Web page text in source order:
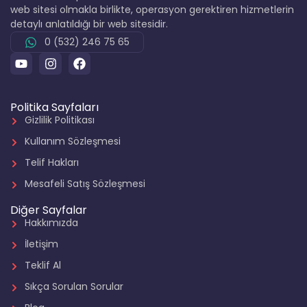
web sitesi olmakla birlikte, operasyon gerektiren hizmetlerin
detaylı anlatıldığı bir web sitesidir.
0 (532) 246 75 65
Politika Sayfaları
Gizlilik Politikası
Kullanım Sözleşmesi
Telif Hakları
Mesafeli Satış Sözleşmesi
Diğer Sayfalar
Hakkımızda
İletişim
Teklif Al
Sıkça Sorulan Sorular